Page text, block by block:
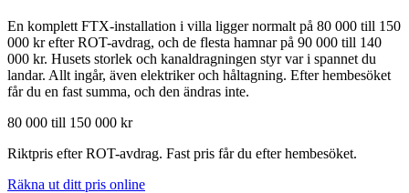
En komplett FTX-installation i villa ligger normalt på 80 000 till 150
000 kr efter ROT-avdrag, och de flesta hamnar på 90 000 till 140
000 kr. Husets storlek och kanaldragningen styr var i spannet du
landar. Allt ingår, även elektriker och håltagning. Efter hembesöket
får du en fast summa, och den ändras inte.
80 000 till 150 000 kr
Riktpris efter ROT-avdrag. Fast pris får du efter hembesöket.
Räkna ut ditt pris online